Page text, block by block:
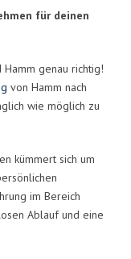
für deinen
genau richtig!
von Hamm nach
wie möglich zu
kümmert sich um
im Bereich
Ablauf und eine